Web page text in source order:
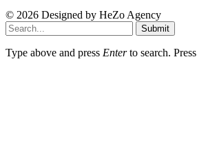
© 2026 Designed by HeZo Agency
Submit
Type above and press Enterto search. Press